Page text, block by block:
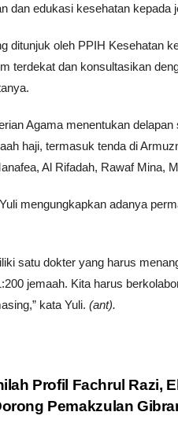
dan edukasi kesehatan kepada
ditunjuk oleh PPIH Kesehatan
terdekat dan konsultasikan
Agama menentukan
haji, termasuk tenda di
Al Rifadah, Rawaf Mina,
mengungkapkan adanya
satu dokter yang harus
jemaah. Kita harus
kata Yuli. (ant).
Profil Fachrul Razi,
Pemakzulan